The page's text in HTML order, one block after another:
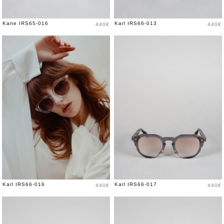
Kane IRS65-016 Prix
440€ Karl IRS66-013 Prix
440€
Karl IRS66-016 Prix
440€ Karl IRS66-017 Prix
440€